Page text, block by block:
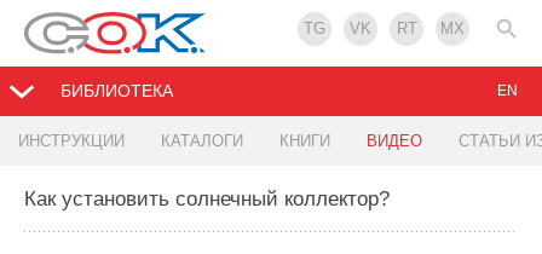
TG VK RT MX
БИБЛИОТЕКА
ИНСТРУКЦИИ КАТАЛОГИ КНИГИ ВИДЕО СТАТЬИ
EN
Как установить солнечный коллектор?